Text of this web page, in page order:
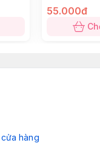
sản phẩm
ngoài sản phẩm
nếp gấp để sản
mở rộng miếng
lót sau 2 - 4 tiếng
55.000đ
cửa hàng